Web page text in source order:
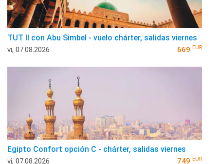
TUT II con Abu Simbel - vuelo chárter, salidas viernes
vi, 07.08.2026 669 EUR
Egipto Confort opción C - chárter, salidas viernes
vi, 07.08.2026 749 EUR